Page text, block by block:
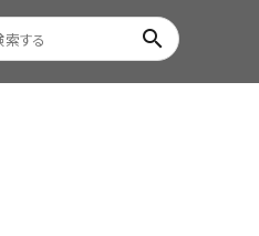
search